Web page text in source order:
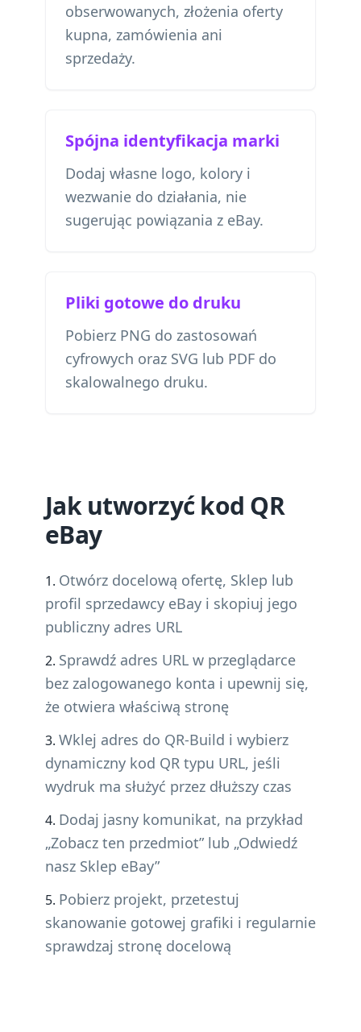
obserwowanych, złożenia oferty
kupna, zamówienia ani
sprzedaży.
Spójna identyfikacja marki
Dodaj własne logo, kolory i
wezwanie do działania, nie
sugerując powiązania z eBay.
Pliki gotowe do druku
Pobierz PNG do zastosowań
cyfrowych oraz SVG lub PDF do
skalowalnego druku.
Jak utworzyć kod QR
eBay
Otwórz docelową ofertę, Sklep lub
profil sprzedawcy eBay i skopiuj jego
publiczny adres URL
Sprawdź adres URL w przeglądarce
bez zalogowanego konta i upewnij się,
że otwiera właściwą stronę
Wklej adres do QR-Build i wybierz
dynamiczny kod QR typu URL, jeśli
wydruk ma służyć przez dłuższy czas
Dodaj jasny komunikat, na przykład
„Zobacz ten przedmiot” lub „Odwiedź
nasz Sklep eBay”
Pobierz projekt, przetestuj
skanowanie gotowej grafiki i regularnie
sprawdzaj stronę docelową